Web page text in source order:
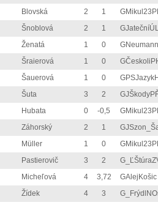
Blovská 2 1
Šnoblová 2 1
Ženatá 1 0
Šraierová 1 0
Šauerová 1 0
Šuta 3 2
Hubata 0 -0,5
Záhorský 2 1
Müller 1 0
Pastierovič 3 2
Micheľová 4 3,72
GAlejKošic
Žídek 4 3